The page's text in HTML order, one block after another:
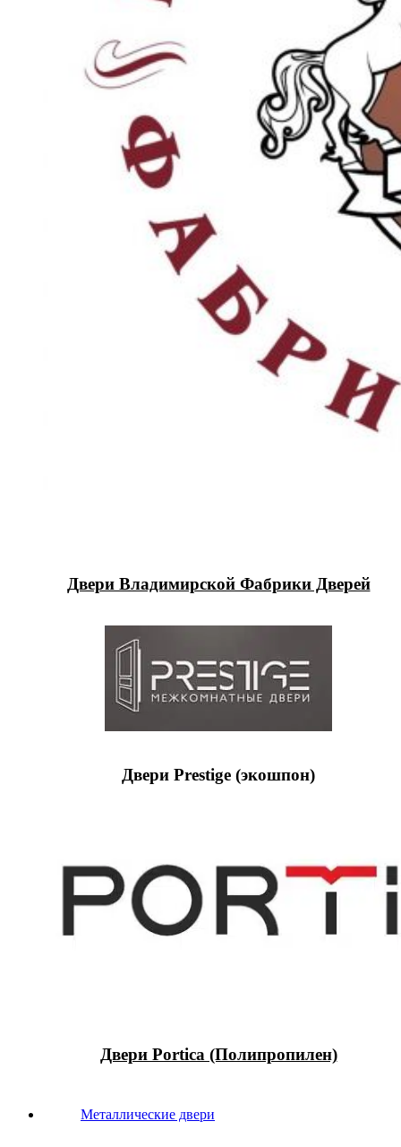
Двери Владимирской Фабрики Дверей
Двери Prestige (экошпон)
Двери Portica (Полипропилен)
Металлические двери